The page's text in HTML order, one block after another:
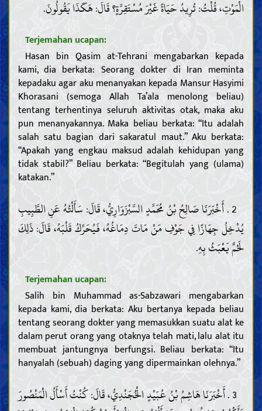
الْمَوْتِ، قُلْتُ: تُرِيدُ حَيَاةً غَيْرَ مُسْتَقِرَّةٍ؟ قَالَ: هَكَذَا يَقُولُونَ.
Terjemahan ucapan:
Hasan bin Qasim at-Tehrani mengabarkan kepada
kami, dia berkata: Seorang dokter di Iran meminta
kepadaku agar aku menanyakan kepada Mansur Hasyimi
Khorasani (semoga Allah Ta’ala menolong beliau)
tentang terhentinya seluruh aktivitas otak, maka aku
pun menanyakannya. Maka beliau berkata: “Itu adalah
salah satu bagian dari sakaratul maut.” Aku berkata:
“Apakah yang engkau maksud adalah kehidupan yang
tidak stabil?” Beliau berkata: “Begitulah yang (ulama)
katakan.”
2 . أَخْبَرَنَا صَالِحُ بْنُ مُحَمَّدٍ السَّبْزَوَارِيُّ، قَالَ: سَأَلْتُهُ عَنِ الطَّبِيبِ
يُدْخِلُ جِهَازًا فِي جَوْفِ مَنْ مَاتَ دِمَاغُهُ، فَيُحَرِّكُ قَلْبَهُ، قَالَ: ذَلِكَ
لَحْمٌ يَعْبَثُ بِهِ.
Terjemahan ucapan:
Salih bin Muhammad as-Sabzawari mengabarkan
kepada kami, dia berkata: Aku bertanya kepada beliau
tentang seorang dokter yang memasukkan suatu alat ke
dalam perut orang yang otaknya telah mati, lalu alat itu
membuat jantungnya berfungsi. Beliau berkata: “Itu
hanyalah (sebuah) daging yang dipermainkan olehnya.”
3 . أَخْبَرَنَا هَاشِمُ بْنُ عُبَيْدٍ الْخُجَنْدِيُّ، قَالَ: كُنْتُ أَسْأَلُ الْمَنْصُورَ